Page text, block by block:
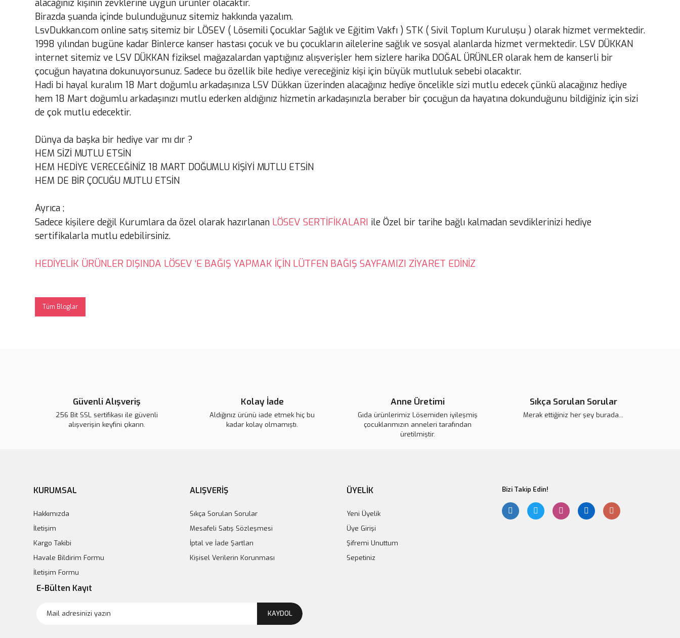
alacağınız kişinin zevklerine uygun ürünler olacaktır.
Birazda şuanda içinde bulunduğunuz sitemiz hakkında yazalım.
LsvDukkan.com online satış sitemiz bir LÖSEV ( Lösemili Çocuklar Sağlık ve Eğitim Vakfı ) STK ( Sivil Toplum Kuruluşu ) olarak hizmet vermektedir.
1998 yılından bugüne kadar Binlerce kanser hastası çocuk ve bu çocukların ailelerine sağlık ve sosyal alanlarda hizmet vermektedir. LSV DÜKKAN
internet sitemiz ve LSV DÜKKAN fiziksel mağazalardan yaptığınız alışverişler hem sizlere harika DOĞAL ÜRÜNLER olarak hem de kanserli bir
çocuğun hayatına dokunuyorsunuz. Sadece bu özellik bile hediye vereceğiniz kişi için büyük mutluluk sebebi olacaktır.
Hadi bi hayal kuralım 18 Mart doğumlu arkadaşınıza LSV Dükkan üzerinden alacağınız hediye öncelikle sizi mutlu edecek çünkü alacağınız hediye
hem 18 Mart doğumlu arkadaşınızı mutlu ederken aldığınız hizmetin arkadaşınızla beraber bir çocuğun da hayatına dokunduğunu bildiğiniz için sizi
de çok mutlu edecektir.
Dünya da başka bir hediye var mı dır ?
HEM SİZİ MUTLU ETSİN
HEM HEDİYE VERECEĞİNİZ 18 MART DOĞUMLU KİŞİYİ MUTLU ETSİN
HEM DE BİR ÇOCUĞU MUTLU ETSİN
Ayrıca ;
Sadece kişilere değil Kurumlara da özel olarak hazırlanan LÖSEV SERTİFİKALARI ile Özel bir tarihe bağlı kalmadan sevdiklerinizi hediye
sertifikalarla mutlu edebilirsiniz.
HEDİYELİK ÜRÜNLER DIŞINDA LÖSEV ‘E BAĞIŞ YAPMAK İÇİN LÜTFEN BAĞIŞ SAYFAMIZI ZİYARET EDİNİZ
Tüm Bloglar
Güvenli Alışveriş
256 Bit SSL sertifikası ile güvenli
alışverişin keyfini çıkarın.
Kolay İade
Aldığınız ürünü iade etmek hiç bu
kadar kolay olmamıştı.
Anne Üretimi
Gıda ürünlerimiz Lösemiden iyileşmiş
çocuklarımızın anneleri tarafından
üretilmiştir.
Sıkça Sorulan Sorular
Merak ettiğiniz her şey burada...
KURUMSAL
Hakkımızda
İletişim
Kargo Takibi
Havale Bildirim Formu
İletişim Formu
ALIŞVERİŞ
Sıkça Sorulan Sorular
Mesafeli Satış Sözleşmesi
İptal ve İade Şartları
Kişisel Verilerin Korunması
ÜYELİK
Yeni Üyelik
Üye Girişi
Şifremi Unuttum
Sepetiniz
Bizi Takip Edin!
E-Bülten Kayıt
KAYDOL